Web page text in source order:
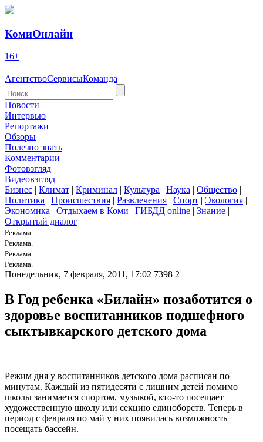
КомиОнлайн
16+
АгентствоСервисыКоманда
Новости
Интервью
Репортажи
Обзоры
Полезно знать
Комментарии
Фотовзгляд
Видеовзгляд
Бизнес | Климат | Криминал | Культура | Наука | Общество |
Политика | Происшествия | Развлечения | Спорт | Экология |
Экономика | Отдыхаем в Коми | ГИБДД online | Знание |
Открытый диалог
Реклама.
Реклама.
Реклама.
Реклама.
Понедельник, 7 февраля, 2011, 17:02 7398 2
В Год ребенка «Билайн» позаботится о
здоровье воспитанников подшефного
сыктывкарского детского дома
Режим дня у воспитанников детского дома расписан по
минутам. Каждый из пятидесяти с лишним детей помимо
школы занимается спортом, музыкой, кто-то посещает
художественную школу или секцию единоборств. Теперь в
период с февраля по май у них появилась возможность
посещать бассейн.